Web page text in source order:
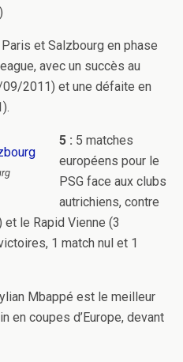
et Salzbourg en phase
avec un succès au
2011) et une défaite en
5 : 5 matches
européens pour le
PSG face aux clubs
autrichiens, contre
le Rapid Vienne (3
1 match nul et 1
Mbappé est le meilleur
en coupes d’Europe, devant